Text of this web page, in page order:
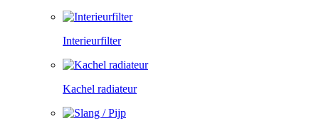
Interieurfilter
Kachel radiateur